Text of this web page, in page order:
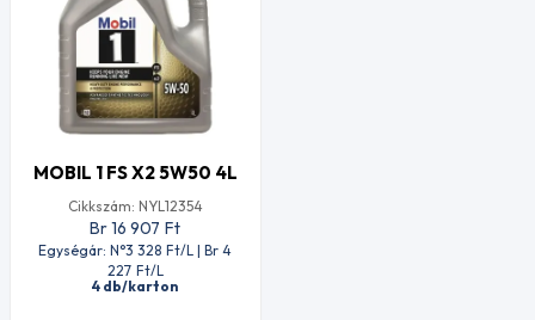
MOBIL 1 FS X2 5W50 4L
Cikkszám: NYL12354
Br 16 907 Ft
Egységár: N°3 328 Ft/L | Br 4
227 Ft/L
4 db/karton